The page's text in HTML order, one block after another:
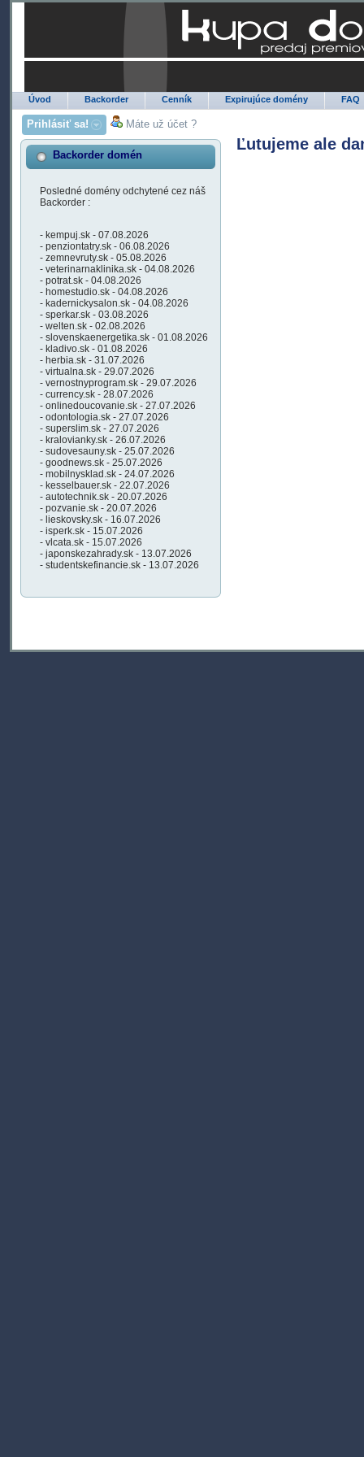
Úvod Backorder Cenník Expirujúce domény FAQ
Prihlásiť sa! Máte už účet ?
Backorder domén
Posledné domény odchytené cez náš
Backorder :
- kempuj.sk - 07.08.2026
- penziontatry.sk - 06.08.2026
- zemnevruty.sk - 05.08.2026
- veterinarnaklinika.sk - 04.08.2026
- potrat.sk - 04.08.2026
- homestudio.sk - 04.08.2026
- kadernickysalon.sk - 04.08.2026
- sperkar.sk - 03.08.2026
- welten.sk - 02.08.2026
- slovenskaenergetika.sk - 01.08.2026
- kladivo.sk - 01.08.2026
- herbia.sk - 31.07.2026
- virtualna.sk - 29.07.2026
- vernostnyprogram.sk - 29.07.2026
- currency.sk - 28.07.2026
- onlinedoucovanie.sk - 27.07.2026
- odontologia.sk - 27.07.2026
- superslim.sk - 27.07.2026
- kralovianky.sk - 26.07.2026
- sudovesauny.sk - 25.07.2026
- goodnews.sk - 25.07.2026
- mobilnysklad.sk - 24.07.2026
- kesselbauer.sk - 22.07.2026
- autotechnik.sk - 20.07.2026
- pozvanie.sk - 20.07.2026
- lieskovsky.sk - 16.07.2026
- isperk.sk - 15.07.2026
- vlcata.sk - 15.07.2026
- japonskezahrady.sk - 13.07.2026
- studentskefinancie.sk - 13.07.2026
Ľutujeme ale